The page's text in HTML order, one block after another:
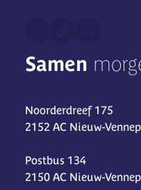
Samen
Noorderdreef 175
2152 AC Nieuw-Vennep
Postbus 134
2150 AC Nieuw-Vennep